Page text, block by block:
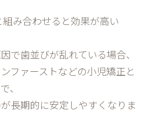
み合わせると効果が高い
で歯並びが乱れている場合、
ファーストなどの小児矯正と
、
長期的に安定しやすくなりま